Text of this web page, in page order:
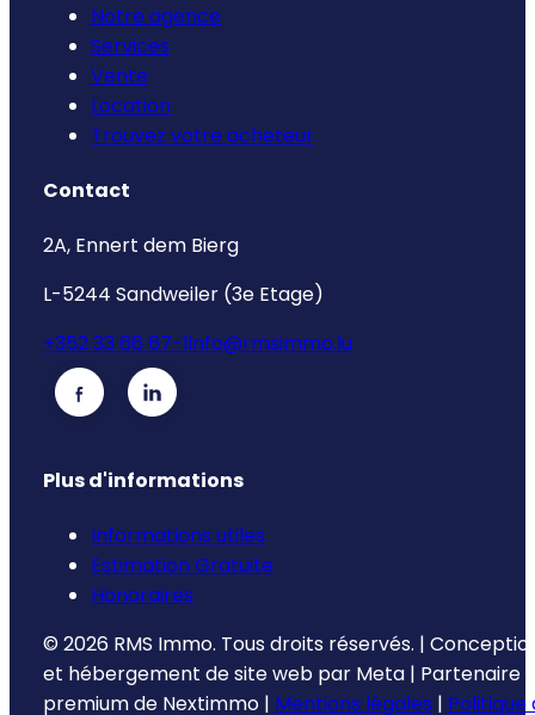
Notre agence
Services
Vente
Location
Trouvez votre acheteur
Contact
2A, Ennert dem Bierg
L-5244 Sandweiler (3e Etage)
+352 33 66 67-1info@rmsimmo.lu
Plus d'informations
Informations utiles
Estimation Gratuite
Honoraires
© 2026 RMS Immo. Tous droits réservés. |
et hébergement de site web par Meta | Partenaire
premium de Nextimmo | Mentions légales | Politique